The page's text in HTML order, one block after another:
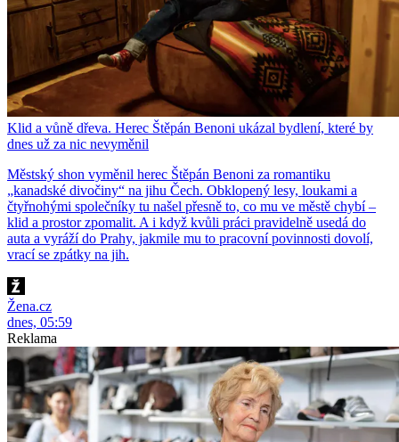
Klid a vůně dřeva. Herec Štěpán Benoni ukázal bydlení, které by
dnes už za nic nevyměnil
Městský shon vyměnil herec Štěpán Benoni za romantiku
„kanadské divočiny“ na jihu Čech. Obklopený lesy, loukami a
čtyřnohými společníky tu našel přesně to, co mu ve městě chybí –
klid a prostor zpomalit. A i když kvůli práci pravidelně usedá do
auta a vyráží do Prahy, jakmile mu to pracovní povinnosti dovolí,
vrací se zpátky na jih.
Žena.cz
dnes, 05:59
Reklama